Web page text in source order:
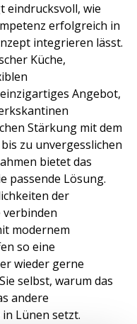
eindrucksvoll, wie
erfolgreich in
integrieren lässt.
Küche,
Angebot,
Stärkung mit dem
zu unvergesslichen
bietet das
passende Lösung.
der
modernem
so eine
wieder gerne
selbst, warum das
andere
Lünen setzt.